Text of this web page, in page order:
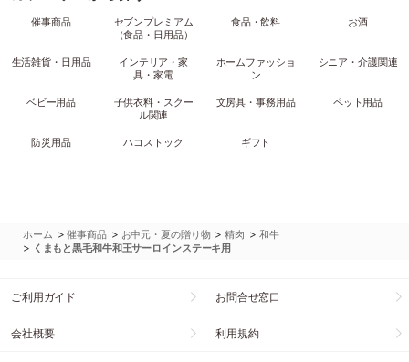
催事商品
セブンプレミアム
（食品・日用品）
食品・飲料 お酒
生活雑貨・日用品
インテリア・家
具・家電
ホームファッショ
ン
シニア・介護関連
ベビー用品
子供衣料・スクー
ル関連
文房具・事務用品 ペット用品
防災用品 ハコストック ギフト
ホーム >催事商品 > お中元・夏の贈り物 >精肉 > 和牛
> くまもと黒毛和牛和王サーロインステーキ用
ご利用ガイド お問合せ窓口
会社概要 利用規約